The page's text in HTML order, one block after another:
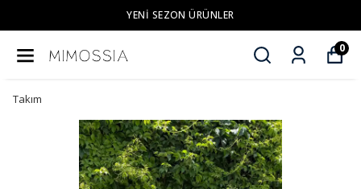
YENI SEZON ÜRÜNLER
0
Takım